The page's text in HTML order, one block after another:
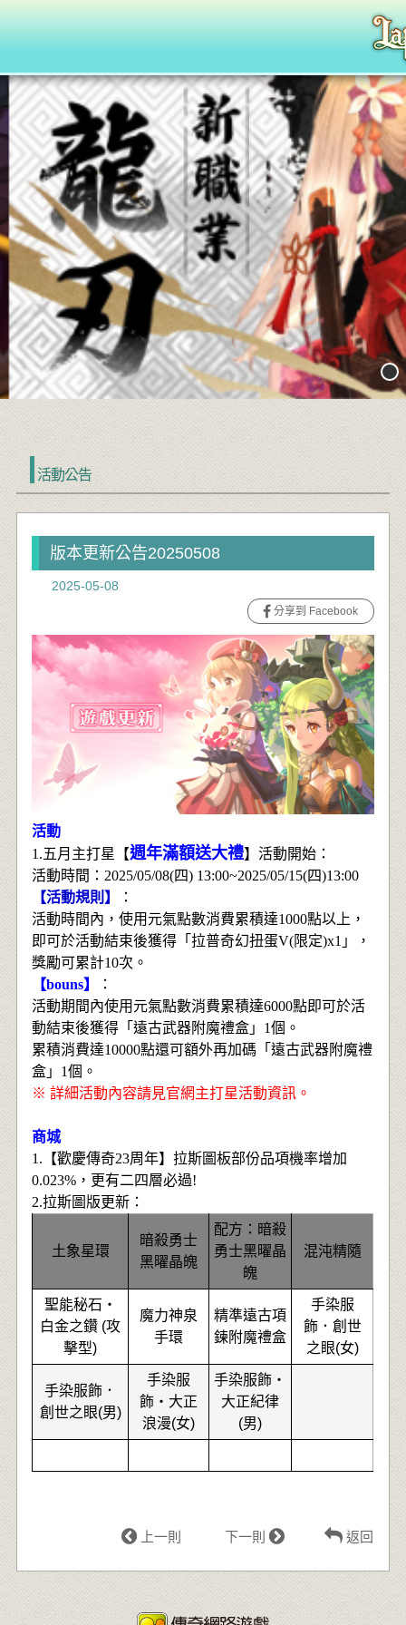
活動公告
版本更新公告20250508
2025-05-08
分享到 Facebook
活動
1.五月主打星【週年滿額送大禮】活動開始：
活動時間：2025/05/08(四) 13:00~2025/05/15(四)13:00
【活動規則】
：
活動時間內，使用元氣點數消費累積達1000點以上，
即可於活動結束後獲得「拉普奇幻扭蛋V(限定)x1」，
獎勵可累計10次。
【bouns】
：
活動期間內使用元氣點數消費累積達6000點即可於活
動結束後獲得「遠古武器附魔禮盒」1個。
累積消費達10000點還可額外再加碼「遠古武器附魔禮
盒」1個。
※ 詳細活動內容請見官網主打星活動資訊。
商城
1.【歡慶傳奇23周年】拉斯圖板部份品項機率增加
0.023%，更有二四層必過!
2.拉斯圖版更新 ：
土象星環
暗殺勇士
黑曜晶魄
配方：暗殺
勇士黑曜晶
魄
混沌精隨
聖能秘石‧
白金之鑽 (攻
擊型)
魔力神泉
手環
精準遠古項
鍊附魔禮盒
手染服
飾．創世
之眼(女)
手染服飾．
創世之眼(男)
手染服
飾‧大正
浪漫(女)
手染服飾‧
大正紀律
(男)
上一則 下一則 返回